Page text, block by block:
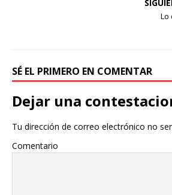
Lo
SÉ EL PRIMERO EN COMENTAR
Dejar una
Tu dirección de correo electrónico no
Comentario